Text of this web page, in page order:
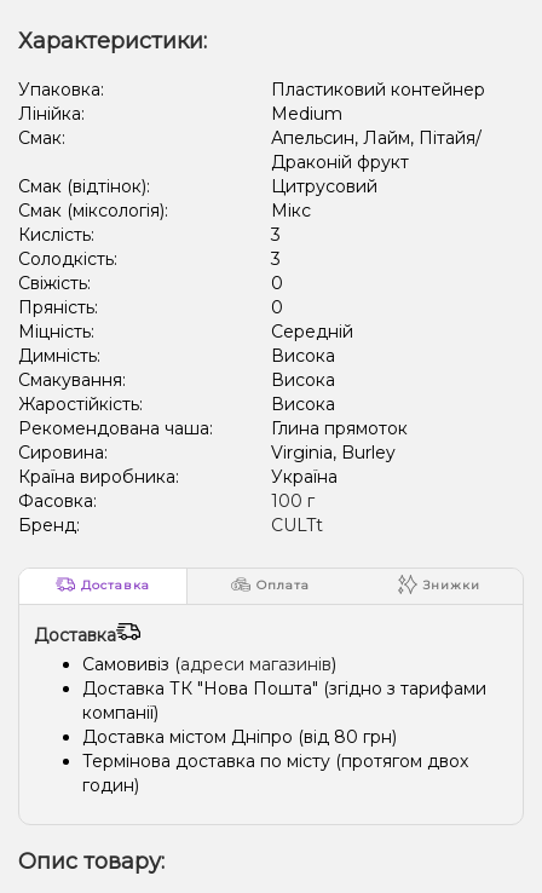
Полуниця, Пиріг/Кондитерка, Чізкейк
Амарето, Лимон, Пиріг/Кондитерка Виноград, Лід/Холодок
Апельсин, Грейпфрут Кавун, Ягоди
Характеристики:
Упаковка:
Пластиковий контейнер
Лінійка:
Medium
Смак:
Апельсин, Лайм, Пітайя/
Драконій фрукт
Смак (відтінок):
Цитрусовий
Смак (міксологія):
Мікс
Кислість:
3
Солодкість:
3
Свіжість:
0
Пряність:
0
Міцність:
Середній
Димність:
Висока
Смакування:
Висока
Жаростійкість:
Висока
Рекомендована чаша:
Глина прямоток
Сировина:
Virginia, Burley
Країна виробника:
Україна
Фасовка:
100 г
Бренд:
CULTt
Доставка Оплата Знижки
Доставка
Самовивіз (адреси магазинів)
Доставка ТК "Нова Пошта" (згідно з тарифами
компанії)
Доставка містом Дніпро (від 80 грн)
Термінова доставка по місту (протягом двох
годин)
Опис товару: